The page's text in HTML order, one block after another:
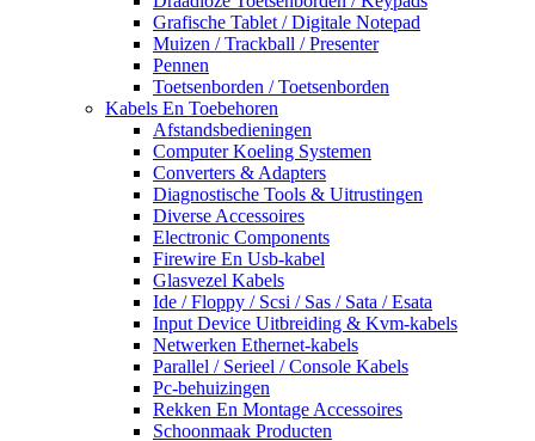
Grafische Tablet / Digitale Notepad
Muizen / Trackball / Presenter
Pennen
Toetsenborden / Toetsenborden
Kabels En Toebehoren
Afstandsbedieningen
Computer Koeling Systemen
Converters & Adapters
Diagnostische Tools & Uitrustingen
Diverse Accessoires
Electronic Components
Firewire En Usb-kabel
Glasvezel Kabels
Ide / Floppy / Scsi / Sas / Sata / Esata
Input Device Uitbreiding & Kvm-kabels
Netwerken Ethernet-kabels
Parallel / Serieel / Console Kabels
Pc-behuizingen
Rekken En Montage Accessoires
Schoonmaak Producten